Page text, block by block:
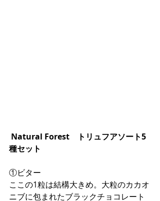
Natural Forest　トリュフアソート5
種セット
①ビター
ここの1粒は結構大きめ。大粒のカカオ
ニブに包まれたブラックチョコレート